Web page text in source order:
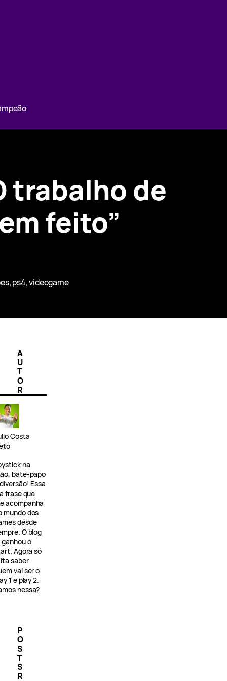
trabalho de
feito”
, ps4, videogame
A
U
T
O
R
Costa
na
bate-papo
Essa
frase que
acompanha
mundo dos
desde
O blog
ganhou o
Agora só
saber
vai ser o
1 e play 2.
nessa?
P
O
S
T
S
R